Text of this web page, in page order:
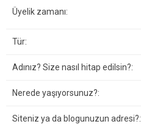
Üyelik zamanı:
Tür:
Adınız? Size nasıl hitap edilsin?:
Nerede yaşıyorsunuz?:
Siteniz ya da blogunuzun adresi?: